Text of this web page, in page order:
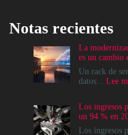
Notas recientes
La
es un cambio
Un rack de
datos... Lee
Los ingresos
un 94 % en
Los ingresos